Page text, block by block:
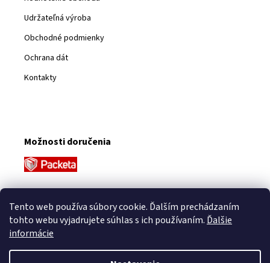
Tento web používa súbory cookie. Ďalším prechádzaním
tohto webu vyjadrujete súhlas s ich používaním. Ďalšie
informácie
Udržateľná výroba
Obchodné podmienky
Ochrana dát
Kontakty
Možnosti doručenia